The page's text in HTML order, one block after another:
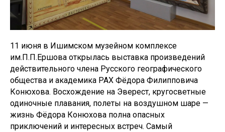
11 июня в Ишимском музейном комплексе
им.П.П.Ершова открылась выставка произведений
действительного члена Русского географического
общества и академика РАХ Фёдора Филипповича
Конюхова. Восхождение на Эверест, кругосветные
одиночные плавания, полеты на воздушном шаре —
жизнь Фёдора Конюхова полна опасных
приключений и интересных встреч. Самый